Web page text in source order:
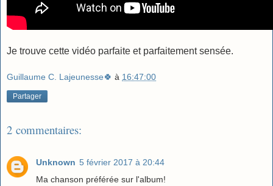
Je trouve cette vidéo parfaite et parfaitement sensée.
Guillaume C. Lajeunesse🍀 à 16:47:00
Partager
2 commentaires:
Unknown 5 février 2017 à 20:44
Ma chanson préférée sur l'album!